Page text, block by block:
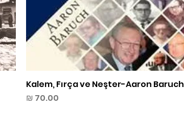
תצוגה מהירה
Kalem, Fırça ve Neşter-Aaron Baruch
מחיר